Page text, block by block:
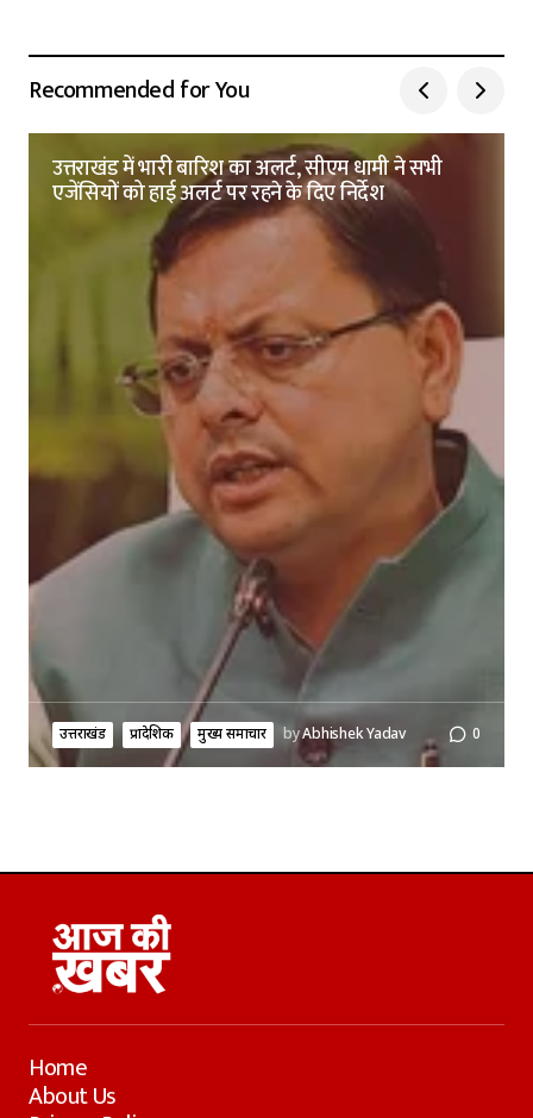
Recommended for You
उत्तराखंड में भारी बारिश का अलर्ट, सीएम धामी ने सभी
एजेंसियों को हाई अलर्ट पर रहने के दिए निर्देश
उत्तराखंड प्रादेशिक मुख्य समाचार byAbhishek Yadav 0
Home
About Us